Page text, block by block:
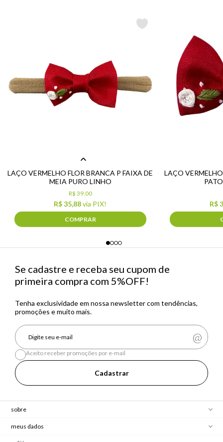
LAÇO VERMELHO FLOR BRANCA P FAIXA DE
MEIA PURO LINHO
R$ 35,88via PIX!
R$ 39,00
COMPRAR
LAÇO
R$
Se cadastre e receba seu cupom de
primeira compra com 5%OFF!
Tenha exclusividade em nossa newsletter com tendências,
promoções e muito mais.
Cadastrar
Aceito receber promoções por e-mail
sobre
meus dados